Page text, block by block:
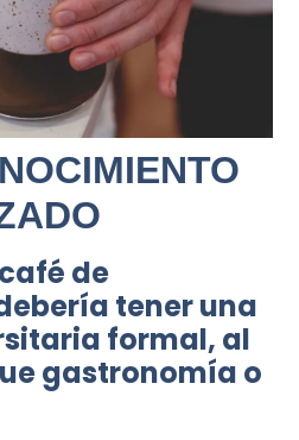
de
tener una
formal, al
gastronomía o